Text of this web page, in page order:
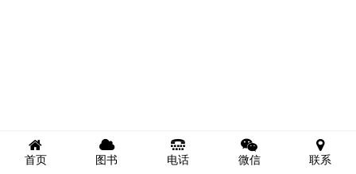
首页 图书 电话 微信 联系